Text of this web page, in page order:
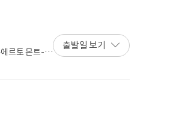
르토 몬트-푸
출발일 보기